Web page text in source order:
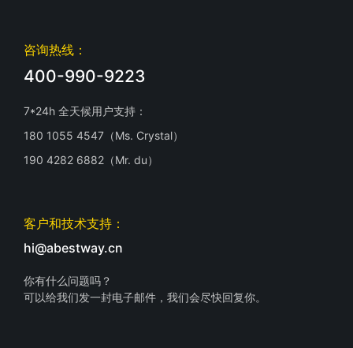
咨询热线：
400-990-9223
7*24h 全天候用户支持：
180 1055 4547（Ms. Crystal）
190 4282 6882（Mr. du）
客户和技术支持：
hi@abestway.cn
你有什么问题吗？
可以给我们发一封电子邮件，我们会尽快回复你。